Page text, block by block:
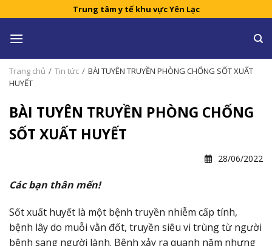
to
content
Trung tâm y tế khu vực Yên Lạc
Trang chủ / Tin tức / BÀI TUYÊN TRUYỀN PHÒNG CHỐNG SỐT XUẤT
HUYẾT
BÀI TUYÊN TRUYỀN PHÒNG CHỐNG
SỐT XUẤT HUYẾT
28/06/2022
Các bạn thân mến!
Sốt xuất huyết là một bệnh truyền nhiễm cấp tính,
bệnh lây do muỗi vằn đốt, truyền siêu vi trùng từ người
bệnh sang người lành. Bệnh xảy ra quanh năm nhưng